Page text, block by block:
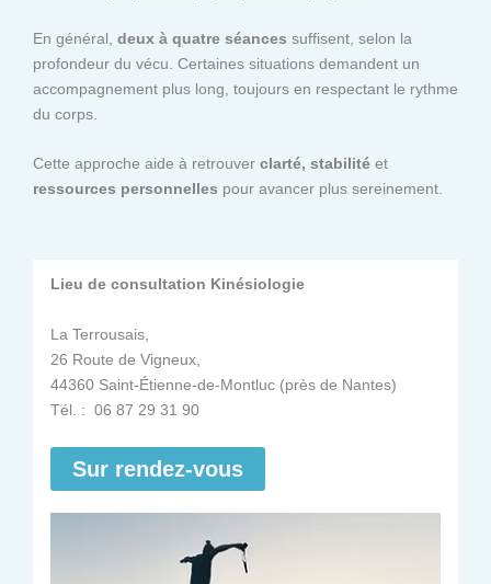
En général, deux à quatre séances suffisent, selon la
profondeur du vécu. Certaines situations demandent un
accompagnement plus long, toujours en respectant le rythme
du corps.
Cette approche aide à retrouver clarté, stabilité et
ressources personnelles pour avancer plus sereinement.
Lieu de consultation Kinésiologie
La Terrousais,
26 Route de Vigneux,
44360 Saint-Étienne-de-Montluc (près de Nantes)
Tél. : 06 87 29 31 90
Sur rendez-vous